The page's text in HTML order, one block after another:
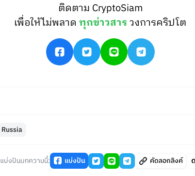
ติดตาม CryptoSiam
เพื่อให้ไม่พลาดทุกข่าวสารวงการคริปโต
Russia
แบ่งปันบทความนี้: แบ่งปัน คัดลอกลิงค์